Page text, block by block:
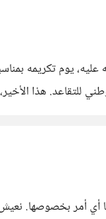
يوم تكريمه
للتقاعد. هذا
أمر بخصوصها.